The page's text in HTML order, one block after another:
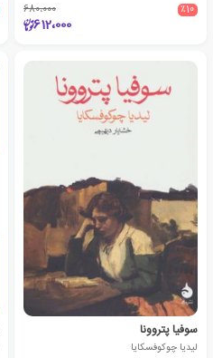
٪10 680،000
612،000
سوفیا پتروونا
لیدیا چوکوفسکایا